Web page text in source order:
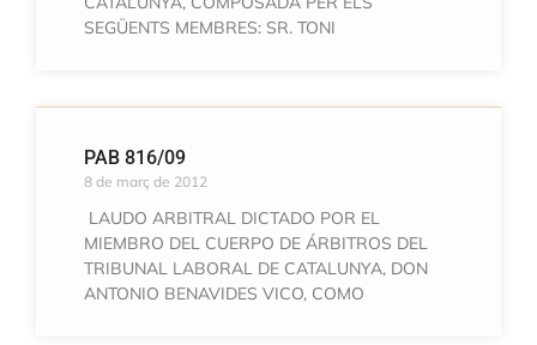
SEGÜENTS MEMBRES: SR. TONI
PAB 816/09
8 de març de 2012
LAUDO ARBITRAL DICTADO POR EL
MIEMBRO DEL CUERPO DE ÁRBITROS DEL
TRIBUNAL LABORAL DE CATALUNYA, DON
ANTONIO BENAVIDES VICO, COMO